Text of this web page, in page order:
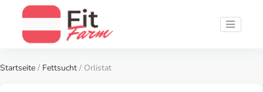
Startseite / Fettsucht / Orlistat